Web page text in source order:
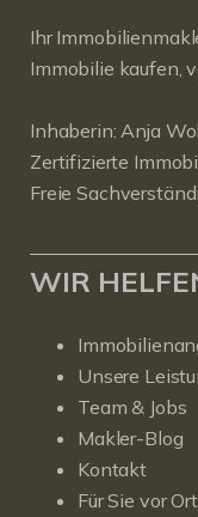
Ihr
Immobilie kaufen,
Inhaberin: Anja
Zertifizierte
Freie
WIR
Unsere
Team & Jobs
Makler-Blog
Kontakt
Für Sie vor Ort